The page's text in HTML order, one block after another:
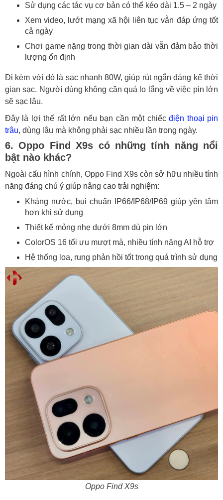
Sử dụng các tác vụ cơ bản có thể kéo dài 1.5 – 2 ngày
Xem video, lướt mạng xã hội liên tục vẫn đáp ứng tốt
cả ngày
Chơi game nặng trong thời gian dài vẫn đảm bảo thời
lượng ổn định
Đi kèm với đó là sạc nhanh 80W, giúp rút ngắn đáng kể thời
gian sạc. Người dùng không cần quá lo lắng về việc pin lớn
sẽ sạc lâu.
Đây là lợi thế rất lớn nếu bạn cần một chiếcđiện thoại pin
trâu, dùng lâu mà không phải sạc nhiều lần trong ngày.
6. Oppo Find X9s có những tính năng nổi
bật nào khác?
Ngoài cấu hình chính, Oppo Find X9s còn sở hữu nhiều tính
năng đáng chú ý giúp nâng cao trải nghiệm:
Kháng nước, bụi chuẩn IP66/IP68/IP69 giúp yên tâm
hơn khi sử dụng
Thiết kế mỏng nhẹ dưới 8mm dù pin lớn
ColorOS 16 tối ưu mượt mà, nhiều tính năng AI hỗ trợ
Hệ thống loa, rung phản hồi tốt trong quá trình sử dụng
Oppo Find X9s